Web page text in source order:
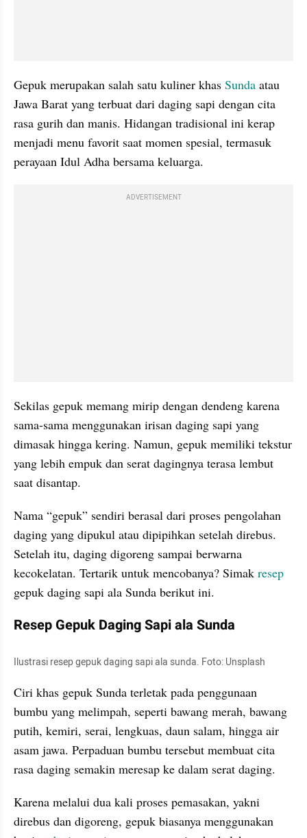
Gepuk merupakan salah satu kuliner khas Sunda atau
Jawa Barat yang terbuat dari daging sapi dengan cita
rasa gurih dan manis. Hidangan tradisional ini kerap
menjadi menu favorit saat momen spesial, termasuk
perayaan Idul Adha bersama keluarga.
ADVERTISEMENT
Sekilas gepuk memang mirip dengan dendeng karena
sama-sama menggunakan irisan daging sapi yang
dimasak hingga kering. Namun, gepuk memiliki tekstur
yang lebih empuk dan serat dagingnya terasa lembut
saat disantap.
Nama “gepuk” sendiri berasal dari proses pengolahan
daging yang dipukul atau dipipihkan setelah direbus.
Setelah itu, daging digoreng sampai berwarna
kecokelatan. Tertarik untuk mencobanya? Simak
gepuk daging sapi ala Sunda berikut ini.
Resep Gepuk Daging Sapi ala Sunda
Ilustrasi resep gepuk daging sapi ala sunda. Foto: Unsplash
Ciri khas gepuk Sunda terletak pada penggunaan
bumbu yang melimpah, seperti bawang merah, bawang
putih, kemiri, serai, lengkuas, daun salam, hingga air
asam jawa. Perpaduan bumbu tersebut membuat cita
rasa daging semakin meresap ke dalam serat daging.
Karena melalui dua kali proses pemasakan, yakni
direbus dan digoreng, gepuk biasanya menggunakan